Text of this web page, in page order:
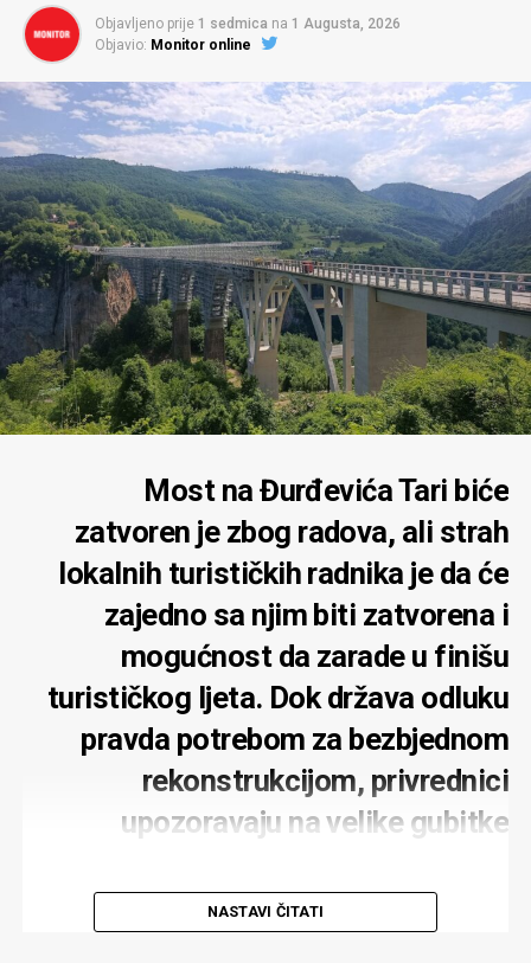
Objavljeno prije 1 sedmica na 1 Augusta, 2026
Objavio: Monitor online
Most na Đurđevića Tari biće
zatvoren je zbog radova, ali strah
lokalnih turističkih radnika je da će
zajedno sa njim biti zatvorena i
mogućnost da zarade u finišu
turističkog ljeta. Dok država odluku
pravda potrebom za bezbjednom
rekonstrukcijom, privrednici
upozoravaju na velike gubitke
NASTAVI ČITATI